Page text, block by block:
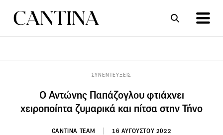
ΣΥΝΕΝΤΕΥΞΕΙΣ
Ο Αντώνης Παπάζογλου φτιάχνει
χειροποίητα ζυμαρικά και πίτσα στην Τήνο
CANTINA TEAM 16 ΑΥΓΟΥΣΤΟΥ 2022